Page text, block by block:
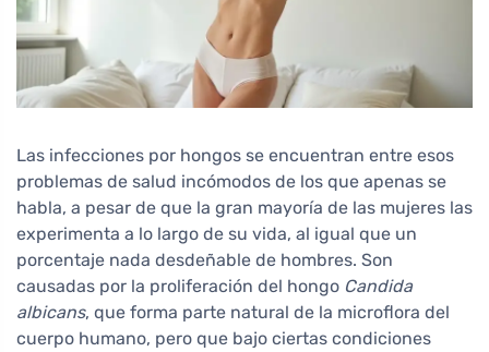
Las infecciones por hongos se encuentran entre esos
problemas de salud incómodos de los que apenas se
habla, a pesar de que la gran mayoría de las mujeres las
experimenta a lo largo de su vida, al igual que un
porcentaje nada desdeñable de hombres. Son
causadas por la proliferación del hongo Candida
albicans, que forma parte natural de la microflora del
cuerpo humano, pero que bajo ciertas condiciones